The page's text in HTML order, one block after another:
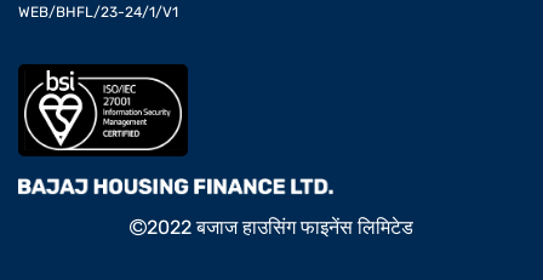
WEB/BHFL/23-24/1/V1
2022 बजाज हाउसिंग फाइनेंस लिमिटेड